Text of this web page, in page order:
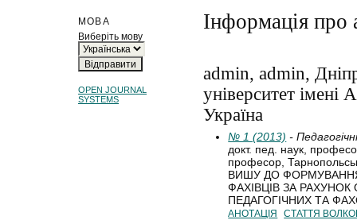
МОВА
Виберіть мову
OPEN JOURNAL
SYSTEMS
Інформація про
admin, admin,
університет імені
Україна
№ 1 (2013) -
докт. пед. наук,
професор,
ВИШУ ДО
ФАХІВЦІВ ЗА
ПЕДАГОГІЧНИХ ТА
АНОТАЦІЯ СТАТТЯ